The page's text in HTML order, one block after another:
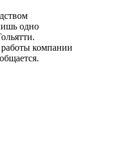
одно
компании